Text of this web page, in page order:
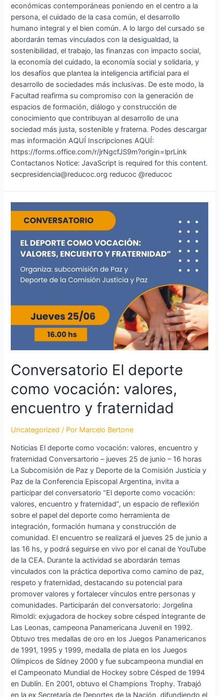
económicas contemporáneas poniendo en el centro a la
persona, el cuidado de la casa común, el desarrollo
humano integral y el bien común. A lo largo del cursado se
abordarán temas vinculados con la desigualdad, la
sostenibilidad, el trabajo, las finanzas con impacto social,
la economía del cuidado, la economía social y solidaria, y
los desafíos que plantea la inteligencia artificial para el
desarrollo de sociedades más inclusivas. De este modo, la
Facultad reafirma su compromiso con la generación de
espacios de formación, diálogo y construcción de
conocimiento que contribuyan al desarrollo de una
sociedad más justa, sostenible y fraterna. Podes descargar
mas información AQUÍ Inscripciones AQUÍ:
https://forms.office.com/r/jrNgcfJS9m?origin=lprLink
Contactanos Notice: JavaScript is required for this content.
secpresidencia@reducoc.org reducoc @reducoc
Conversatorio El deporte
como vocación: valores,
encuentro y fraternidad
Uncategorized / Por Marcelo Bertone
Noticias El deporte como vocación: valores, encuentro y
fraternidad Conversartorio – jueves 25 de junio – 16 horas
La Subcomisión de Paz y Deporte de la Comisión Justicia y
Paz de la Conferencia Episcopal Argentina, invita a
participar del conversatorio “El deporte como vocación:
valores, encuentro y fraternidad”, un espacio de reflexión
sobre el papel del deporte como herramienta de
integración, formación humana y construcción de
comunidad. El encuentro se realizará el jueves 25 de junio a
las 16 hs, y podrá seguirse en vivo por el canal de YouTube
de la CEA. Durante la actividad se abordarán temas
vinculados con la práctica deportiva como camino de paz,
respeto y fraternidad, destacando su potencial para
promover valores y fortalecer vínculos entre personas y
comunidades. Participarán del conversatorio: Jorgelina
Rimoldi: exjugadora de hockey sobre césped integrante de
Las Leonas, campeona Panamericana Juvenil en 1992.
Obtuvo tres medallas de oro en los Juegos Panamericanos
de 1991, 1995 y 1999, medalla de plata en los Juegos
Olímpicos de Sídney 2000 y fue subcampeona mundial en
el Campeonato Mundial de Hockey sobre Césped de 1994
en Dublín. En 2001, obtuvo el Champions Trophy. Trabajó
en la ex Secretaría de Deportes de la Nación, difundiendo el